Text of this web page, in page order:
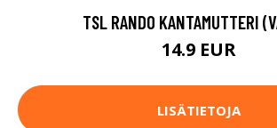
TSL RANDO KANTAMUTTERI
14.9 EUR
LISÄTIETOJA